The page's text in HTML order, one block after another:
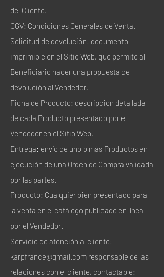
del Cliente.
CGV: Condiciones Generales de Venta.
Solicitud de devolución: documento
imprimible en el Sitio Web, que permite al
Beneficiario hacer una propuesta de
devolución al Vendedor.
Ficha de Producto: descripción detallada
de cada Producto presentado por el
Vendedor en el Sitio Web.
Entrega: envío de uno o más Productos en
ejecución de una Orden de Compra validada
por las partes.
Producto: Cualquier bien presentado para
la venta en el catálogo publicado en línea
por el Vendedor.
Servicio de atención al cliente:
karpfrance@gmail.com responsable de las
relaciones con el cliente, contactable: